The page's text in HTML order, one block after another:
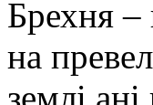
Брехня –
на
землі